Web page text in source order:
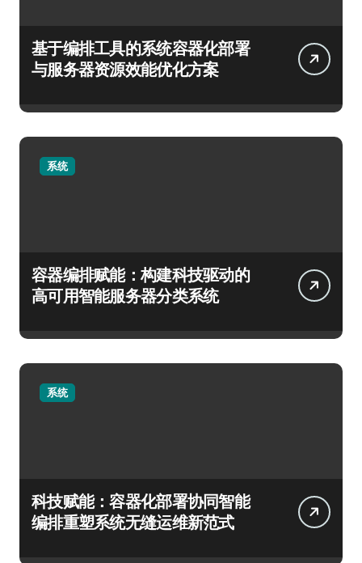
基于编排工具的系统容器化部署
与服务器资源效能优化方案
系统
容器编排赋能：构建科技驱动的
高可用智能服务器分类系统
系统
科技赋能：容器化部署协同智能
编排重塑系统无缝运维新范式